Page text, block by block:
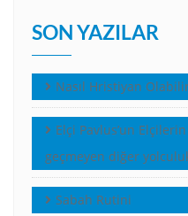
SON YAZILAR
Nasıl Hristiyan
Elçi Pavlus’un
geçmeyen diğer
Sabah Rutini